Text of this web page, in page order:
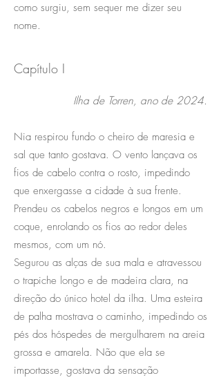
como surgiu, sem sequer me dizer seu
nome.
Capítulo I
Ilha de Torren, ano de 2024.
Nia respirou fundo o cheiro de maresia e
sal que tanto gostava. O vento lançava os
fios de cabelo contra o rosto, impedindo
que enxergasse a cidade à sua frente.
Prendeu os cabelos negros e longos em um
coque, enrolando os fios ao redor deles
mesmos, com um nó.
Segurou as alças de sua mala e atravessou
o trapiche longo e de madeira clara, na
direção do único hotel da ilha. Uma esteira
de palha mostrava o caminho, impedindo os
pés dos hóspedes de mergulharem na areia
grossa e amarela. Não que ela se
importasse, gostava da sensação